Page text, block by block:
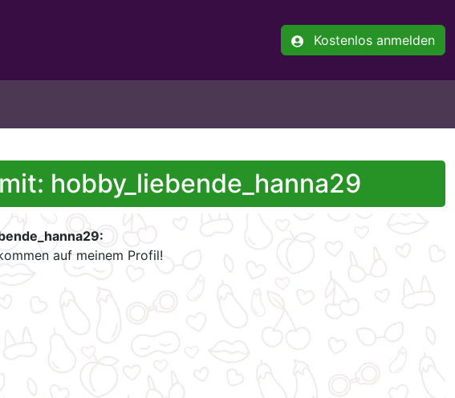
Kostenlos anmelden
hobby_liebende_hanna29
auf meinem Profil!